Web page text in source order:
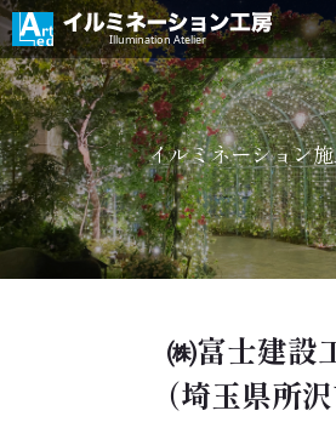
イルミネーション
㈱富士建設
（埼玉県所沢